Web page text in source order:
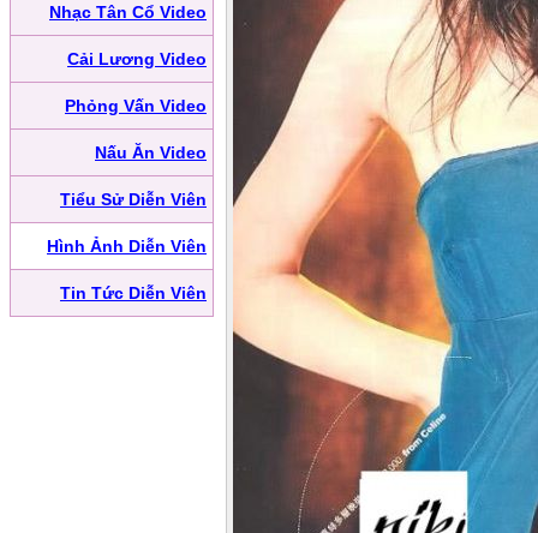
Nhạc Tân Cổ Video
Cải Lương Video
Phỏng Vấn Video
Nấu Ăn Video
Tiểu Sử Diễn Viên
Hình Ảnh Diễn Viên
Tin Tức Diễn Viên